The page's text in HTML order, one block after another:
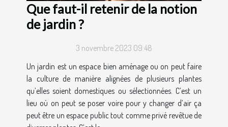
Que faut-il retenir de la notion
de jardin ?
3 novembre 2023 09:48
Un jardin est un espace bien aménage ou on peut faire
la culture de manière alignées de plusieurs plantes
qu’elles soient domestiques ou sélectionnées. C’est un
lieu où on peut se poser voire pour y changer d’air ça
peut être un espace public tout comme privé revêtue de